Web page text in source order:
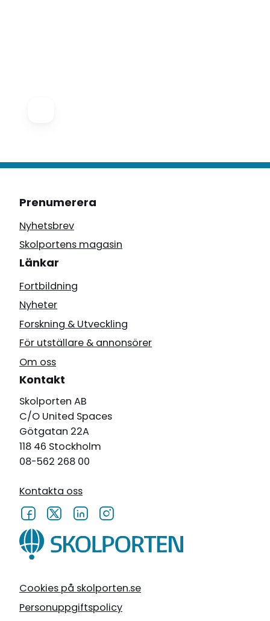
Cookies på skolporten.se
Personuppgiftspolicy
Prenumerera
Nyhetsbrev
Skolportens magasin
Länkar
Fortbildning
Nyheter
Forskning & Utveckling
För utställare & annonsörer
Om oss
Kontakt
Skolporten AB
C/O United Spaces
Götgatan 22A
118 46 Stockholm
08-562 268 00
Kontakta oss